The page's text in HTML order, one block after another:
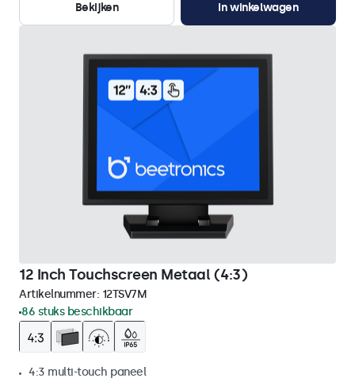
Bekijken
In winkelwagen
12 Inch Touchscreen Metaal (4:3)
Artikelnummer: 12TSV7M
86 stuks beschikbaar
4:3 multi-touch paneel